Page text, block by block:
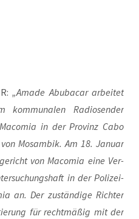
„Ama­de Abu­ba­car arbei­tet
kom­mu­na­len Radio­sen­der
in der Pro­vinz Cabo
Mosam­bik. Am 18. Janu­ar
von Maco­mia eine Ver­
in der Poli­zei­
an. Der zustän­di­ge Rich­ter
für recht­mä­ßig mit der